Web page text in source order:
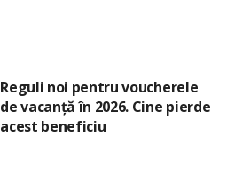
Reguli noi pentru voucherele
de vacanță în 2026. Cine pierde
acest beneficiu